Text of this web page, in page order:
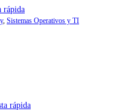
rápida
, Sistemas Operativos y TI
rápida